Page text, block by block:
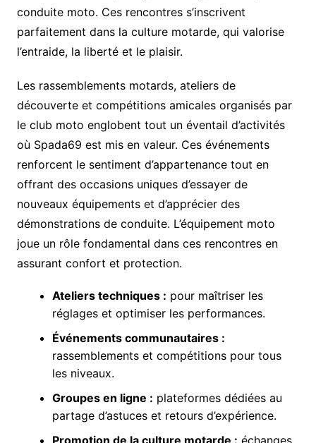
conduite moto. Ces rencontres s’inscrivent
parfaitement dans la culture motarde, qui valorise
l’entraide, la liberté et le plaisir.
Les rassemblements motards, ateliers de
découverte et compétitions amicales organisés par
le club moto englobent tout un éventail d’activités
où Spada69 est mis en valeur. Ces événements
renforcent le sentiment d’appartenance tout en
offrant des occasions uniques d’essayer de
nouveaux équipements et d’apprécier des
démonstrations de conduite. L’équipement moto
joue un rôle fondamental dans ces rencontres en
assurant confort et protection.
Ateliers techniques : pour maîtriser les
réglages et optimiser les performances.
Événements communautaires :
rassemblements et compétitions pour tous
les niveaux.
Groupes en ligne : plateformes dédiées au
partage d’astuces et retours d’expérience.
Promotion de la culture motarde : échanges